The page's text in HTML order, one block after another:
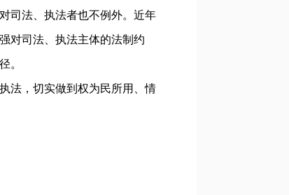
司法、执法者也不例外。近年
对司法、执法主体的法制约
。
法，切实做到权为民所用、情